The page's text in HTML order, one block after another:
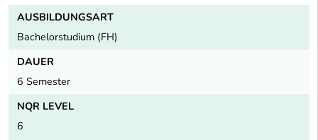
AUSBILDUNGSART
Bachelorstudium (FH)
DAUER
6 Semester
NQR LEVEL
6